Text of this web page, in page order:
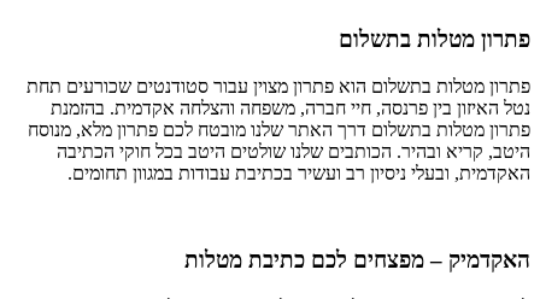
פתרון מטלות בתשלום
פתרון מטלות בתשלום הוא פתרון מצוין עבור סטודנטים שכורעים תחת
נטל האיזון בין פרנסה, חיי חברה, משפחה והצלחה אקדמית. בהזמנת
פתרון מטלות בתשלום דרך האתר שלנו מובטח לכם פתרון מלא, מנוסח
היטב, קריא ובהיר. הכותבים שלנו שולטים היטב בכל חוקי הכתיבה
האקדמית, ובעלי ניסיון רב ועשיר בכתיבת עבודות במגוון תחומים.
האקדמיק – מפצחים לכם כתיבת מטלות